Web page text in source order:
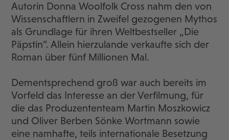
Autorin Donna Woolfolk Cross nahm den von
Wissenschaftlern in Zweifel gezogenen Mythos
als Grundlage für ihren Weltbestseller „Die
Päpstin“. Allein hierzulande verkaufte sich der
Roman über fünf Millionen Mal.
Dementsprechend groß war auch bereits im
Vorfeld das Interesse an der Verfilmung, für
die das Produzententeam Martin Moszkowicz
und Oliver Berben Sönke Wortmann sowie
eine namhafte, teils internationale Besetzung